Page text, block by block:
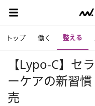
トップ 働く 整える
【Lypo-C】セ
ーケアの新習
売